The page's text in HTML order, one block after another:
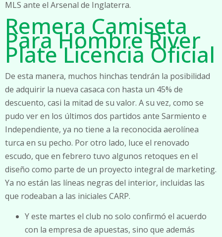
MLS ante el Arsenal de Inglaterra.
Remera Camiseta
Para Hombre River
Plate Licencia Oficial
De esta manera, muchos hinchas tendrán la posibilidad
de adquirir la nueva casaca con hasta un 45% de
descuento, casi la mitad de su valor. A su vez, como se
pudo ver en los últimos dos partidos ante Sarmiento e
Independiente, ya no tiene a la reconocida aerolínea
turca en su pecho. Por otro lado, luce el renovado
escudo, que en febrero tuvo algunos retoques en el
diseño como parte de un proyecto integral de marketing.
Ya no están las líneas negras del interior, incluidas las
que rodeaban a las iniciales CARP.
Y este martes el club no solo confirmó el acuerdo
con la empresa de apuestas, sino que además